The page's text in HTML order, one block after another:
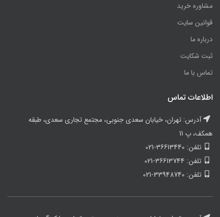
مشاوره خرید
قوانین سایت
درباره ما
ثبت شکایت
تماس با ما
اطلاعات تماس
آدرس: تهران، خیابان سعدی جنوبی، مجتمع تجاری سعدی، طبقه
همکف، پ 11
تلفن: 36613440-021
تلفن: 36613744-021
تلفن: 33948740-021